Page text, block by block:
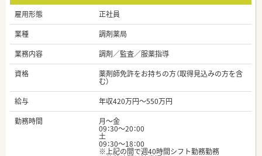
雇用形態
正社員
業種
調剤薬局
業務内容
調剤／監査／服薬指導
資格
薬剤師免許をお持ちの方（取得見込みの方を含
む）
給与
年収420万円～550万円
勤務時間
月～金
09：30～20：00
土
09：30～18：00
※上記の間で週40時間シフト勤務勤務